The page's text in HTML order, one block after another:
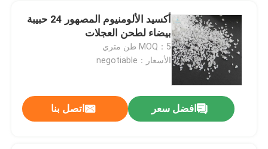
أكسيد الألومنيوم المصهور 24 حبيبة
بيضاء لطحن العجلات
MOQ：5 طن متري
الأسعار：negotiable
افضل سعر اتصل بنا